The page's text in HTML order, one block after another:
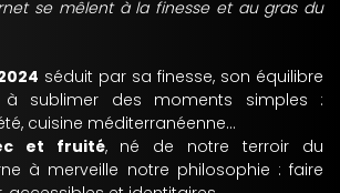
se mêlent à la finesse et au gras du
séduit par sa finesse, son équilibre
sublimer des moments simples :
cuisine méditerranéenne…
et fruité, né de notre terroir du
à merveille notre philosophie : faire